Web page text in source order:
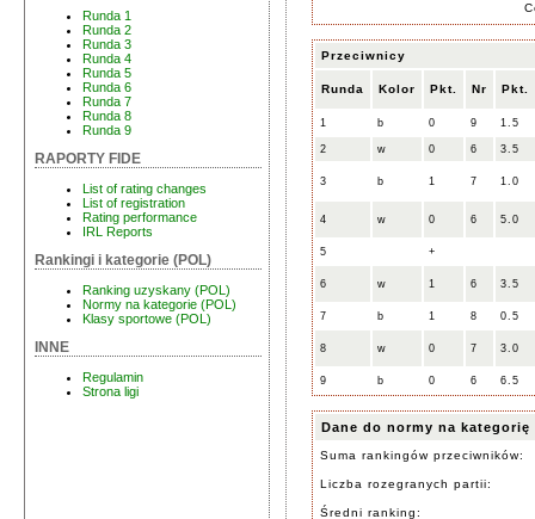
Runda 1
Runda 2
Runda 3
Runda 4
Runda 5
Runda 6
Runda 7
Runda 8
Runda 9
RAPORTY FIDE
List of rating changes
List of registration
Rating performance
IRL Reports
Rankingi i kategorie (POL)
Ranking uzyskany (POL)
Normy na kategorie (POL)
Klasy sportowe (POL)
INNE
Regulamin
Strona ligi
Przeciwnicy
Runda Kolor Pkt. Nr Pkt.
1 b 0 9 1.5
2 w 0 6 3.5
3 b 1 7 1.0
4 w 0 6 5.0
5 +
6 w 1 6 3.5
7 b 1 8 0.5
8 w 0 7 3.0
9 b 0 6 6.5
Dane do normy na kategorię
Suma rankingów przeciwników:
Liczba rozegranych partii:
Średni ranking: